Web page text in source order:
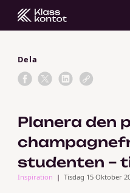
Dela
Planera den
studenten –
Inspiration Tisdag 15 Oktober